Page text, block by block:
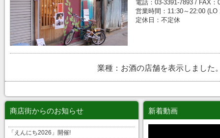
電話：03-3391-7893 / FAX：
営業時間：11:30～22:00 (LO
定休日：不定休
業種：お酒の店舗を表示しました
商店街からのお知らせ
「えんにち2026」開催!
新着動画